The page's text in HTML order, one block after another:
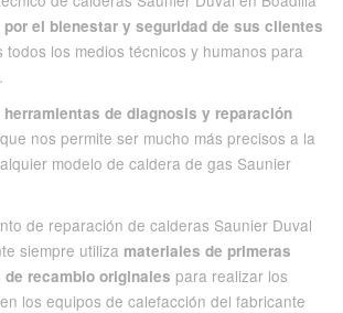
por el bienestar y seguridad de sus clientes
todos los medios técnicos y humanos para
herramientas de diagnosis y reparación
nos permite ser mucho más precisos a la
modelo de caldera de gas Saunier
de reparación de calderas Saunier Duval
siempre utiliza materiales de primeras
recambio originales para realizar los
los equipos de calefacción del fabricante